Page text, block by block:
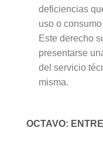
deficiencias
uso o
Este derecho
presentarse
del servicio
misma.
OCTAVO: